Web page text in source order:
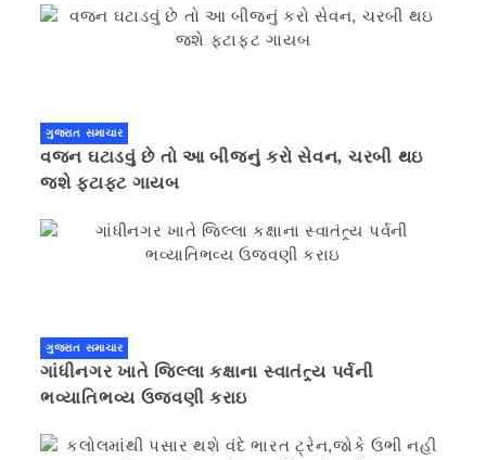
ગુજરાત સમાચાર
વજન ઘટાડવું છે તો આ બીજનું કરો સેવન, ચરબી થઇ
જશે ફટાફટ ગાયબ
ગુજરાત સમાચાર
ગાંધીનગર ખાતે જિલ્લા કક્ષાના સ્વાતંત્ર્ય પર્વની
ભવ્યાતિભવ્ય ઉજવણી કરાઇ